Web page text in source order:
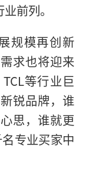
前列。
规模再创新
求也将迎来
等行业巨
锐品牌，谁
思，谁就更
专业买家中